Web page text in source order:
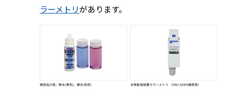
ラーメトリがあります。